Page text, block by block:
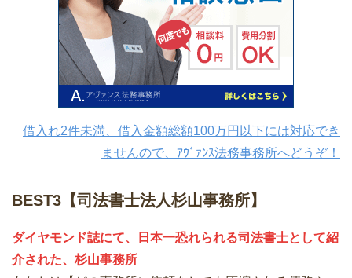
借入れ2件未満、借入金額総額100万円以下には対応でき
ませんので、ｱｳﾞｧﾝｽ法務事務所へどうぞ！
BEST3【司法書士法人杉山事務所】
ダイヤモンド誌にて、日本一恐れられる司法書士として紹
介された、杉山事務所